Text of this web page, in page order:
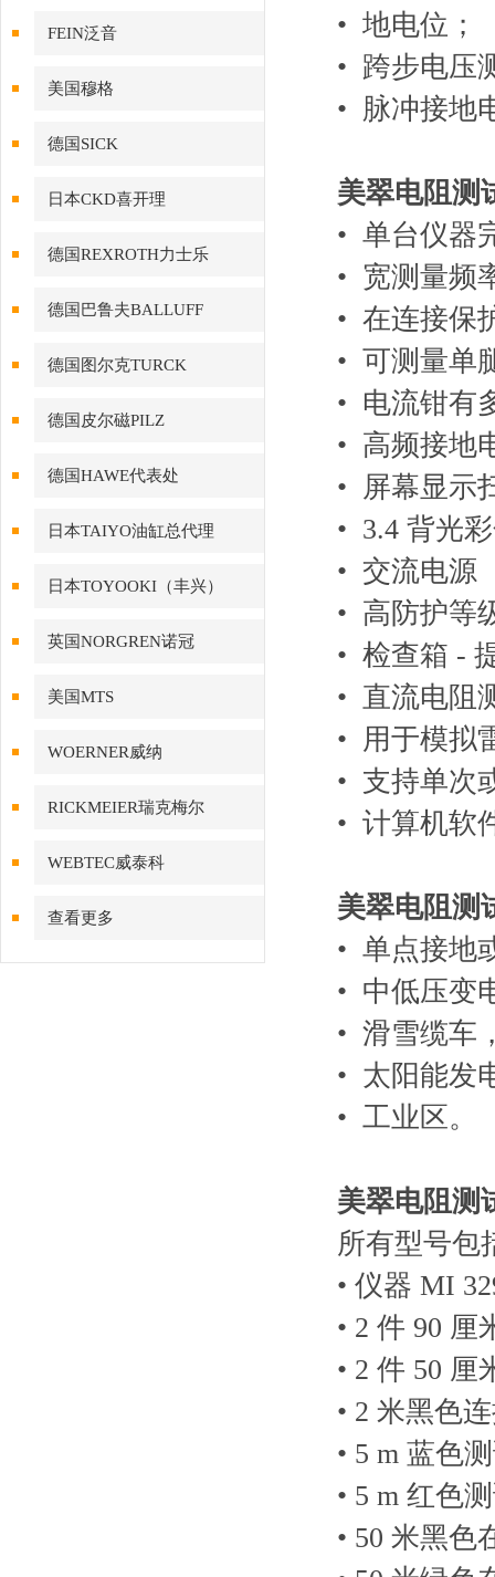
FEIN泛音
美国穆格
德国SICK
日本CKD喜开理
德国REXROTH力士乐
德国巴鲁夫BALLUFF
德国图尔克TURCK
德国皮尔磁PILZ
德国HAWE代表处
日本TAIYO油缸总代理
日本TOYOOKI（丰兴）
英国NORGREN诺冠
美国MTS
WOERNER威纳
RICKMEIER瑞克梅尔
WEBTEC威泰科
查看更多
• 地电位；
• 跨步电压
• 脉冲接地
美翠电阻测
• 单台仪器
• 宽测量频
• 在连接保
• 可测量单
• 电流钳有
• 高频接地
• 屏幕显示
• 3.4 背光
• 交流电源
• 高防护等
• 检查箱 -
• 直流电阻
• 用于模拟
• 支持单次
• 计算机软
美翠电阻测
• 单点接地
• 中低压变
• 滑雪缆车
• 太阳能发
• 工业区。
美翠电阻测
所有型号包
• 仪器 MI
• 2 件 90 厘
• 2 件 50 厘
• 2 米黑色
• 5 m 蓝色
• 5 m 红色
• 50 米黑色